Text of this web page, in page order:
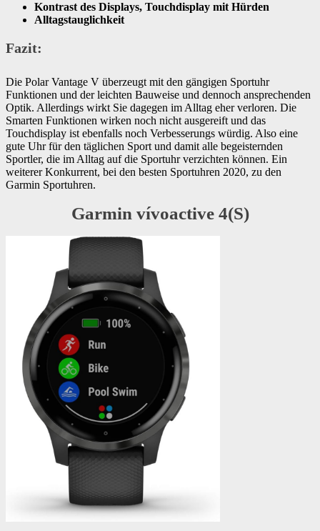
Kontrast des Displays, Touchdisplay mit Hürden
​Alltagstauglichkeit
Fazit:
Die Polar Vantage V überzeugt mit den gängigen Sportuhr
Funktionen und der leichten Bauweise und dennoch ansprechenden
Optik. Allerdings wirkt Sie dagegen im Alltag eher verloren. Die
Smarten Funktionen wirken noch nicht ausgereift und das
Touchdisplay ist ebenfalls noch Verbesserungs würdig. Also eine
gute Uhr für den täglichen Sport und damit alle begeisternden
Sportler, die im Alltag auf die Sportuhr verzichten können. Ein
weiterer Konkurrent, bei den besten Sportuhren 2020, zu den
Garmin Sportuhren.
Garmin vívoactive 4(S)